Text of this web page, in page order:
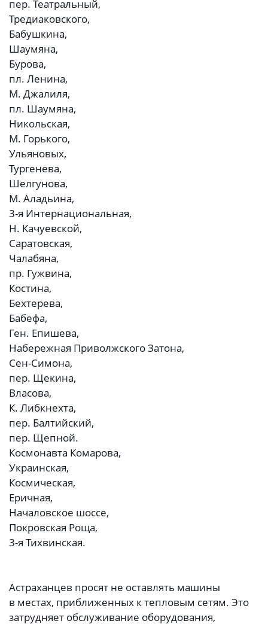
пер. Театральный,
Тредиаковского,
Бабушкина,
Шаумяна,
Бурова,
пл. Ленина,
М. Джалиля,
пл. Шаумяна,
Никольская,
М. Горького,
Ульяновых,
Тургенева,
Шелгунова,
М. Аладьина,
3-я Интернациональная,
Н. Качуевской,
Саратовская,
Чалабяна,
пр. Гужвина,
Костина,
Бехтерева,
Бабефа,
Ген. Епишева,
Набережная Приволжского Затона,
Сен-Симона,
пер. Щекина,
Власова,
К. Либкнехта,
пер. Балтийский,
пер. Щепной.
Космонавта Комарова,
Украинская,
Космическая,
Еричная,
Началовское шоссе,
Покровская Роща,
3-я Тихвинская.
Астраханцев просят не оставлять машины
в местах, приближенных к тепловым сетям. Это
затрудняет обслуживание оборудования,